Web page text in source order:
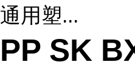
通用塑...
PP SK